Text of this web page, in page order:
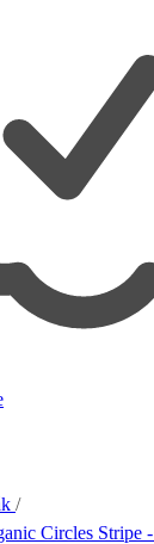
/
Circles Stripe